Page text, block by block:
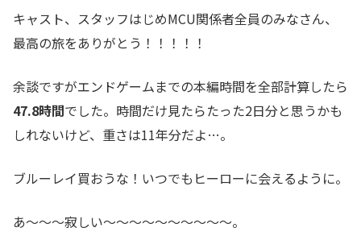
キャスト、スタッフはじめMCU関係者全員のみなさん、
最高の旅をありがとう！！！！！
余談ですがエンドゲームまでの本編時間を全部計算したら
47.8時間でした。時間だけ見たらたった2日分と思うかも
しれないけど、重さは11年分だよ…。
ブルーレイ買おうな！いつでもヒーローに会えるように。
あ～～～寂しい～～～～～～～～～～。